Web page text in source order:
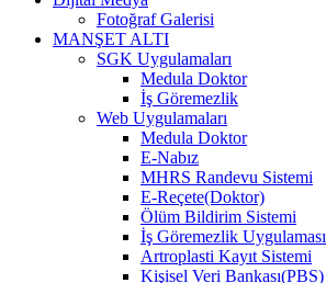
Fotoğraf Galerisi
MANŞET ALTI
SGK Uygulamaları
Medula Doktor
İş Göremezlik
Web Uygulamaları
Medula Doktor
E-Nabız
MHRS Randevu Sistemi
E-Reçete(Doktor)
Ölüm Bildirim Sistemi
İş Göremezlik Uygulaması
Artroplasti Kayıt Sistemi
Kişisel Veri Bankası(PBS)